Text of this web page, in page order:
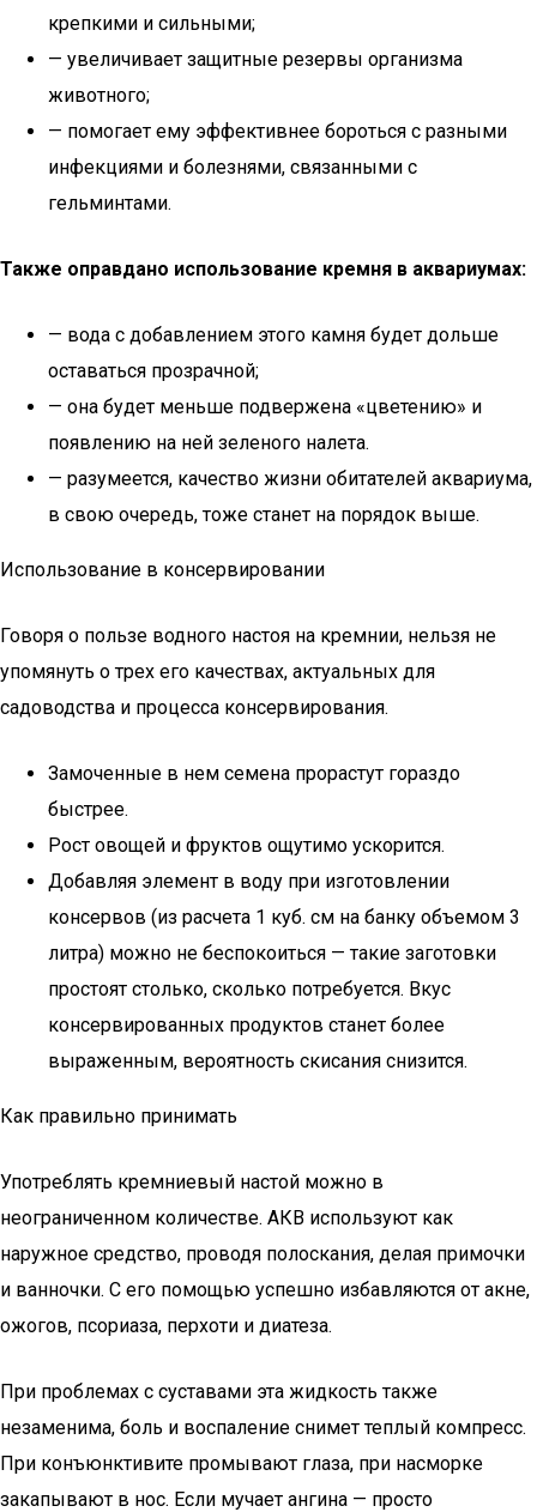
крепкими и сильными;
— увеличивает защитные резервы организма
животного;
— помогает ему эффективнее бороться с разными
инфекциями и болезнями, связанными с
гельминтами.
Также оправдано использование кремня в аквариумах:
— вода с добавлением этого камня будет дольше
оставаться прозрачной;
— она будет меньше подвержена «цветению» и
появлению на ней зеленого налета.
— разумеется, качество жизни обитателей аквариума,
в свою очередь, тоже станет на порядок выше.
Использование в консервировании
Говоря о пользе водного настоя на кремнии, нельзя не
упомянуть о трех его качествах, актуальных для
садоводства и процесса консервирования.
Замоченные в нем семена прорастут гораздо
быстрее.
Рост овощей и фруктов ощутимо ускорится.
Добавляя элемент в воду при изготовлении
консервов (из расчета 1 куб. см на банку объемом 3
литра) можно не беспокоиться — такие заготовки
простоят столько, сколько потребуется. Вкус
консервированных продуктов станет более
выраженным, вероятность скисания снизится.
Как правильно принимать
Употреблять кремниевый настой можно в
неограниченном количестве. АКВ используют как
наружное средство, проводя полоскания, делая примочки
и ванночки. С его помощью успешно избавляются от акне,
ожогов, псориаза, перхоти и диатеза.
При проблемах с суставами эта жидкость также
незаменима, боль и воспаление снимет теплый компресс.
При конъюнктивите промывают глаза, при насморке
закапывают в нос. Если мучает ангина — просто